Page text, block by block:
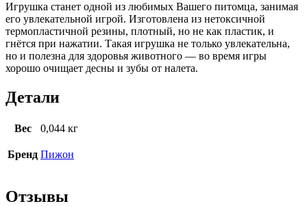
Игрушка станет одной из любимых Вашего питомца, занимая
его увлекательной игрой. Изготовлена из нетоксичной
термопластичной резины, плотный, но не как пластик, и
гнётся при нажатии. Такая игрушка не только увлекательна,
но и полезна для здоровья животного — во время игры
хорошо очищает десны и зубы от налета.
Детали
Вес 0,044 кг
Бренд Пижон
Отзывы